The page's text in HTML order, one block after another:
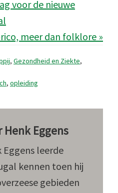
voor de nieuwe
meer dan folklore »
, Gezondheid en Ziekte,
, opleiding
Henk Eggens
Eggens leerde
kennen toen hij
gebieden